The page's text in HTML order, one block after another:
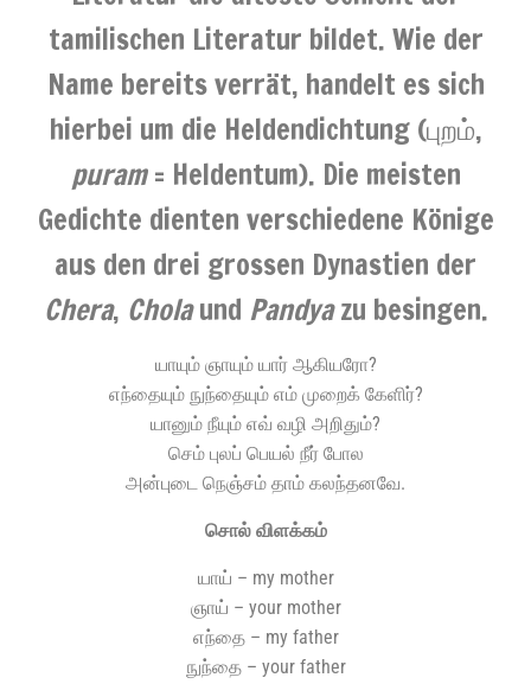
tamilischen Literatur bildet. Wie der
Name bereits verrät, handelt es sich
hierbei um die Heldendichtung (புறம்,
puram= Heldentum). Die meisten
Gedichte dienten verschiedene Könige
aus den drei grossen Dynastien der
Chera, Cholaund Pandyazu besingen.
யாயும் ஞாயும் யார் ஆகியரோ?
எந்தையும் நுந்தையும் எம் முறைக் கேளிர்?
யானும் நீயும் எவ் வழி அறிதும்?
செம் புலப் பெயல் நீர் போல
அன்புடை நெஞ்சம் தாம் கலந்தனவே.
சொல் விளக்கம்
யாய் – my mother
ஞாய் – your mother
எந்தை – my father
நுந்தை – your father